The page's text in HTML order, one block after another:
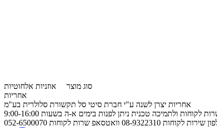
סוג מוצר אוזניות אלחוטיות
אחריות
אחריות יצרן לשנה ע"י חברת סיטי סל תקשורת סלולרית בע"מ
לקוחות ולתמיכה טכנית ניתן לפנות בימים א-ה בשעות 9:00-16:00
לקוחות 08-9322310 וואטסאפ שרות לקוחות 052-6500070